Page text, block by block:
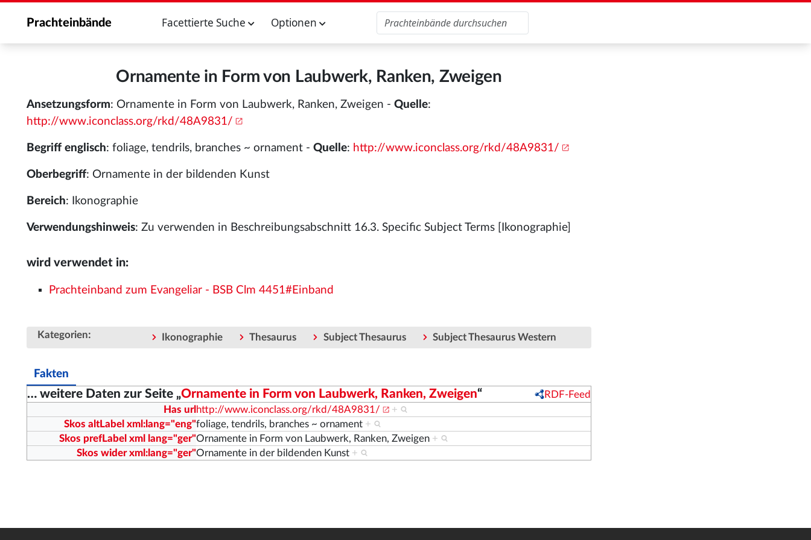
Prachteinbände Facettierte Suche Optionen
Ornamente in Form von Laubwerk, Ranken, Zweigen
Ansetzungsform: Ornamente in Form von Laubwerk, Ranken, Zweigen - Quelle:
http://www.iconclass.org/rkd/48A9831/
Begriff englisch: foliage, tendrils, branches ~ ornament - Quelle: http://www.iconclass.org/rkd/48A9831/
Oberbegriff: Ornamente in der bildenden Kunst
Bereich: Ikonographie
Verwendungshinweis: Zu verwenden in Beschreibungsabschnitt 16.3. Specific Subject Terms [Ikonographie]
wird verwendet in:
Prachteinband zum Evangeliar - BSB Clm 4451#Einband
Kategorien: Ikonographie Thesaurus Subject Thesaurus Subject Thesaurus Western
Fakten
… weitere Daten zur Seite „Ornamente in Form von Laubwerk, Ranken, Zweigen“
RDF-Feed
Has url http://www.iconclass.org/rkd/48A9831/
+
Skos altLabel xml:lang="eng"foliage, tendrils, branches ~ ornament +
Skos prefLabel xml lang="ger"Ornamente in Form von Laubwerk, Ranken, Zweigen +
Skos wider xml:lang="ger"Ornamente in der bildenden Kunst +